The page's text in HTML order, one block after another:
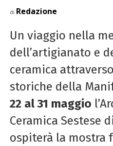
di Redazione
Un viaggio nella
dell’artigianato e
ceramica
storiche della
22 al 31 maggio
Ceramica Sestese
ospiterà la mostra